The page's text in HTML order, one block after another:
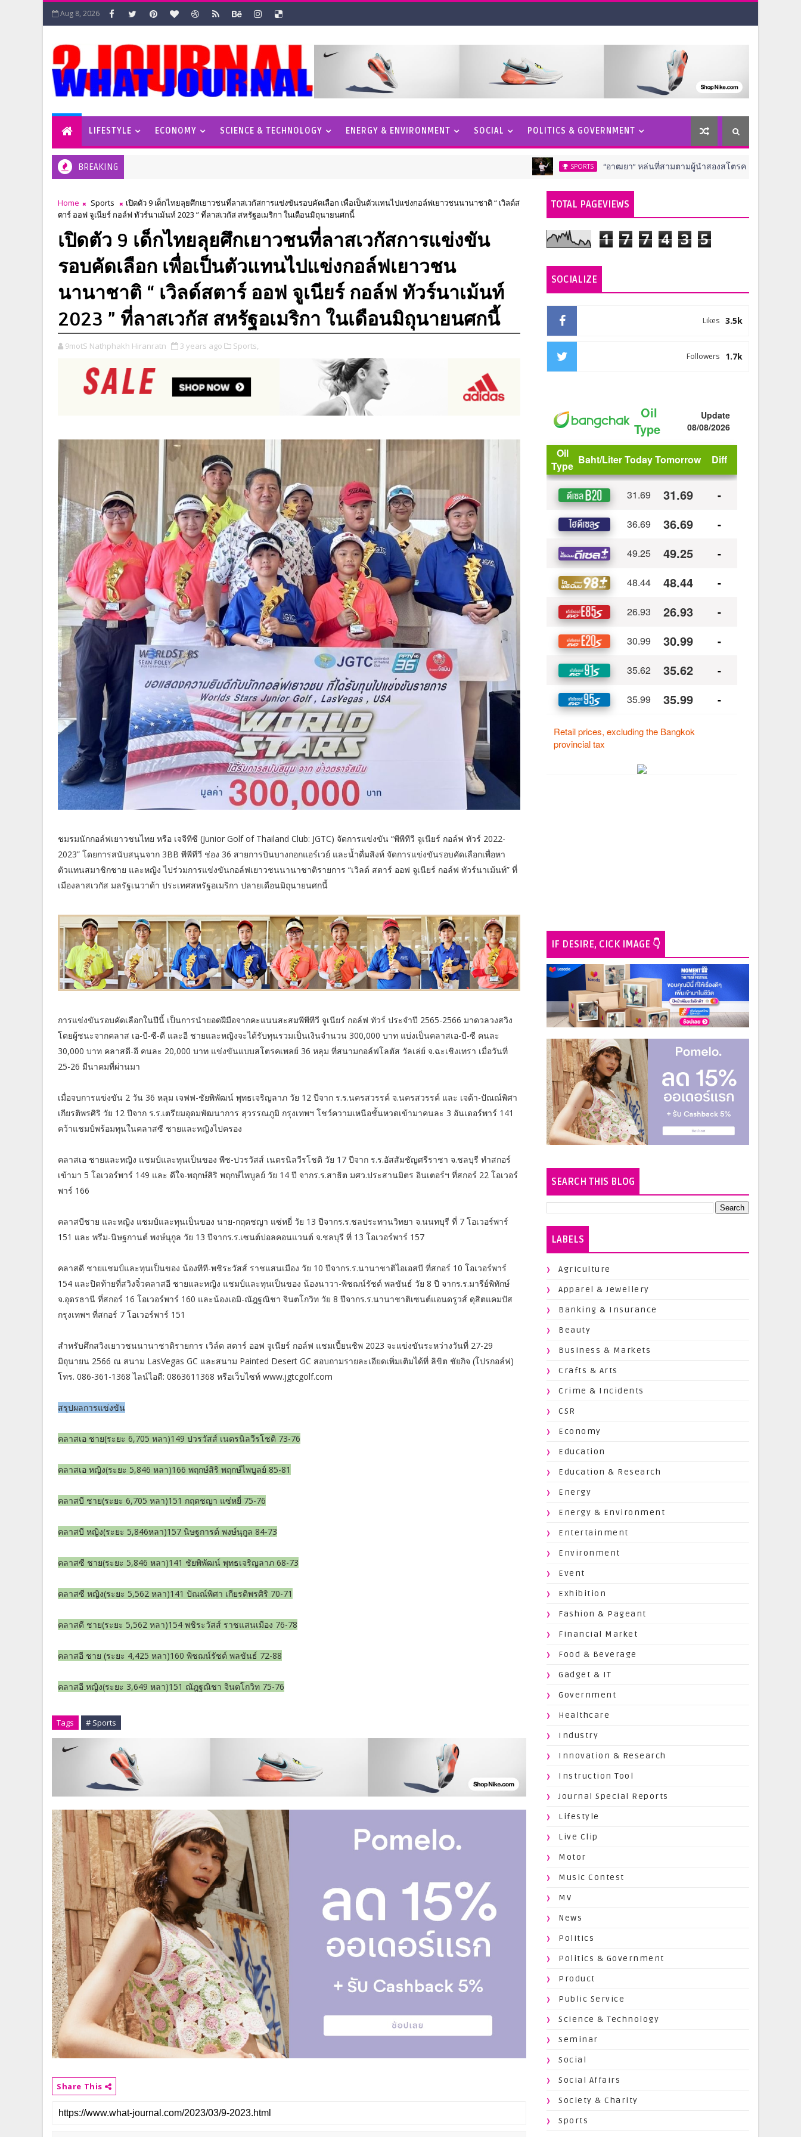
Aug 8, 2026
LIFESTYLE ECONOMY SCIENCE & TECHNOLOGY ENERGY & ENVIRONMENT SOCIAL POLITICS & GOVERNMENT
BREAKING SPORTS “อาฒยา” หล่นที่สามตามผู้นำสองสโตรค ครึ่งทางกอล์ฟ เอไอจี วีเม
Home Sports
เปิดตัว 9 เด็กไทยลุยศึกเยาวชนที่ลาสเวกัสการแข่งขันรอบคัดเลือก เพื่อเป็นตัวแทนไปแข่งกอล์ฟเยาวชนนานาชาติ “ เวิลด์ส
ตาร์ ออฟ จูเนียร์ กอล์ฟ ทัวร์นาเม้นท์ 2023 ” ที่ลาสเวกัส สหรัฐอเมริกา ในเดือนมิถุนายนศกนี้
เปิดตัว 9 เด็กไทยลุยศึกเยาวชนที่ลาสเวกัสการแข่งขัน
รอบคัดเลือก เพื่อเป็นตัวแทนไปแข่งกอล์ฟเยาวชน
นานาชาติ “ เวิลด์สตาร์ ออฟ จูเนียร์ กอล์ฟ ทัวร์นาเม้นท์
2023 ” ที่ลาสเวกัส สหรัฐอเมริกา ในเดือนมิถุนายนศกนี้
9motS Nathphakh Hiranratn 3 years ago Sports,
ชมรมนักกอล์ฟเยาวชนไทย หรือ เจจีทีซี (Junior Golf of Thailand Club: JGTC) จัดการแข่งขัน “พีพีทีวี จูเนียร์ กอล์ฟ ทัวร์ 2022-
2023” โดยการสนับสนุนจาก 3BB พีพีทีวี ช่อง 36 สายการบินบางกอกแอร์เวย์ และน้ำดื่มสิงห์ จัดการแข่งขันรอบคัดเลือกเพื่อหา
ตัวแทนสมาชิกชาย และหญิง ไปร่วมการแข่งขันกอล์ฟเยาวชนนานาชาติรายการ “เวิลด์ สตาร์ ออฟ จูเนียร์ กอล์ฟ ทัวร์นาเม้นท์” ที่
เมืองลาสเวกัส มลรัฐเนวาด้า ประเทศสหรัฐอเมริกา ปลายเดือนมิถุนายนศกนี้
การแข่งขันรอบคัดเลือกในปีนี้ เป็นการนำยอดฝีมือจากคะแนนสะสมพีพีทีวี จูเนียร์ กอล์ฟ ทัวร์ ประจำปี 2565-2566 มาดวลวงสวิง
โดยผู้ชนะจากคลาส เอ-บี-ซี-ดี และอี ชายและหญิงจะได้รับทุนรวมเป็นเงินจำนวน 300,000 บาท แบ่งเป็นคลาสเอ-บี-ซี คนละ
30,000 บาท คลาสดี-อี คนละ 20,000 บาท แข่งขันแบบสโตรคเพลย์ 36 หลุม ที่สนามกอล์ฟโลตัส วัลเล่ย์ จ.ฉะเชิงเทรา เมื่อวันที่
25-26 มีนาคมที่ผ่านมา
เมื่อจบการแข่งขัน 2 วัน 36 หลุม เจฟฟ-ชัยพิพัฒน์ พุทธเจริญลาภ วัย 12 ปีจาก ร.ร.นครสวรรค์ จ.นครสวรรค์ และ เจด้า-ปัณณ์พิศา
เกียรติพรศิริ วัย 12 ปีจาก ร.ร.เตรียมอุดมพัฒนาการ สุวรรณภูมิ กรุงเทพฯ โชว์ความเหนือชั้นหวดเข้ามาคนละ 3 อันเดอร์พาร์ 141
คว้าแชมป์พร้อมทุนในคลาสซี ชายและหญิงไปครอง
คลาสเอ ชายและหญิง แชมป์และทุนเป็นของ พีช-ปวรวัสส์ เนตรนิลวีรโชติ วัย 17 ปีจาก ร.ร.อัสสัมชัญศรีราชา จ.ชลบุรี ทำสกอร์
เข้ามา 5 โอเวอร์พาร์ 149 และ ดีใจ-พฤกษ์สิริ พฤกษ์ไพบูลย์ วัย 14 ปี จากร.ร.สาธิต มศว.ประสานมิตร อินเตอร์ฯ ที่สกอร์ 22 โอเวอร์
พาร์ 166
คลาสบีชาย และหญิง แชมป์และทุนเป็นของ นาย-กฤตชญา แซ่หยี่ วัย 13 ปีจากร.ร.ชลประทานวิทยา จ.นนทบุรี ที่ 7 โอเวอร์พาร์
151 และ พรีม-นิษฐกานต์ พงษ์นุกูล วัย 13 ปีจากร.ร.เซนต์ปอลคอนแวนต์ จ.ชลบุรี ที่ 13 โอเวอร์พาร์ 157
คลาสดี ชายแชมป์และทุนเป็นของ น้องทีที-พชิระวัสส์ ราชแสนเมือง วัย 10 ปีจากร.ร.นานาชาติไอเอสบี ที่สกอร์ 10 โอเวอร์พาร์
154 และปิดท้ายที่สวิงจิ๋วคลาสอี ชายและหญิง แชมป์และทุนเป็นของ น้องนาวา-พิชฌน์รัชต์ พลขันธ์ วัย 8 ปี จากร.ร.มารีย์พิทักษ์
จ.อุดรธานี ที่สกอร์ 16 โอเวอร์พาร์ 160 และน้องเอมิ-ณัฎฐณิชา จินตโกวิท วัย 8 ปีจากร.ร.นานาชาติเซนต์แอนดรูวส์ ดุสิตแคมปัส
กรุงเทพฯ ที่สกอร์ 7 โอเวอร์พาร์ 151
สำหรับศึกสวิงเยาวชนนานาชาติรายการ เวิล์ด สตาร์ ออฟ จูเนียร์ กอล์ฟ แชมเปี้ยนชิพ 2023 จะแข่งขันระหว่างวันที่ 27-29
มิถุนายน 2566 ณ สนาม LasVegas GC และสนาม Painted Desert GC สอบถามรายละเอียดเพิ่มเติมได้ที่ ลิขิต ชัยกิจ (โปรกอล์ฟ)
โทร. 086-361-1368 ไลน์ไอดี: 0863611368 หรือเว็บไซท์ www.jgtcgolf.com
สรุปผลการแข่งขัน
คลาสเอ ชาย(ระยะ 6,705 หลา)149 ปวรวัสส์ เนตรนิลวีรโชติ 73-76
คลาสเอ หญิง(ระยะ 5,846 หลา)166 พฤกษ์สิริ พฤกษ์ไพบูลย์ 85-81
คลาสบี ชาย(ระยะ 6,705 หลา)151 กฤตชญา แซ่หยี่ 75-76
คลาสบี หญิง(ระยะ 5,846หลา)157 นิษฐการต์ พงษ์นุกูล 84-73
คลาสซี ชาย(ระยะ 5,846 หลา)141 ชัยพิพัฒน์ พุทธเจริญลาภ 68-73
คลาสซี หญิง(ระยะ 5,562 หลา)141 ปัณณ์พิศา เกียรติพรศิริ 70-71
คลาสดี ชาย(ระยะ 5,562 หลา)154 พชิระวัสส์ ราชแสนเมือง 76-78
คลาสอี ชาย (ระยะ 4,425 หลา)160 พิชฌน์รัชต์ พลขันธ์ 72-88
คลาสอี หญิง(ระยะ 3,649 หลา)151 ณัฎฐณิชา จินตโกวิท 75-76
Tags # Sports
Share This
TOTAL PAGEVIEWS
1 7 7 4 3 5
SOCIALIZE
3.5k
Likes
1.7k
Followers
IF DESIRE, CICK IMAGE 👇
SEARCH THIS BLOG
LABELS
Agriculture
Apparel & Jewellery
Banking & Insurance
Beauty
Business & Markets
Crafts & Arts
Crime & Incidents
CSR
Economy
Education
Education & Research
Energy
Energy & Environment
Entertainment
Environment
Event
Exhibition
Fashion & Pageant
Financial Market
Food & Beverage
Gadget & IT
Government
Healthcare
Industry
Innovation & Research
Instruction Tool
Journal Special Reports
Lifestyle
Live Clip
Motor
Music Contest
MV
News
Politics
Politics & Government
Product
Public Service
Science & Technology
Seminar
Social
Social Affairs
Society & Charity
Sports